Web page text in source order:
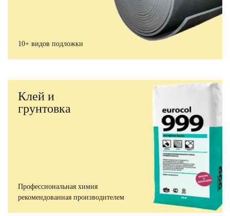
10+ видов подложки
Клей и
грунтовка
Профессиональная химия
рекомендованная производителем